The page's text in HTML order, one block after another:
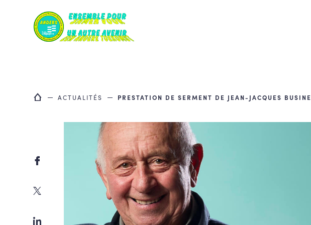
ACTUALITÉS PRESTATION DE SERMENT DE JEAN-JACQUES BUSINE